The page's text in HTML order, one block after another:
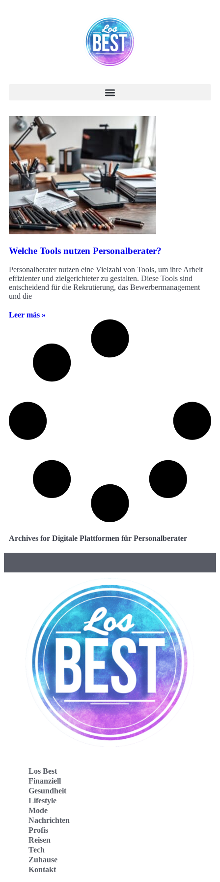
Welche Tools nutzen Personalberater?
Personalberater nutzen eine Vielzahl von Tools, um ihre Arbeit
effizienter und zielgerichteter zu gestalten. Diese Tools sind
entscheidend für die Rekrutierung, das Bewerbermanagement
und die
Leer más »
Archives for Digitale Plattformen für Personalberater
Los Best
Finanziell
Gesundheit
Lifestyle
Mode
Nachrichten
Profis
Reisen
Tech
Zuhause
Kontakt